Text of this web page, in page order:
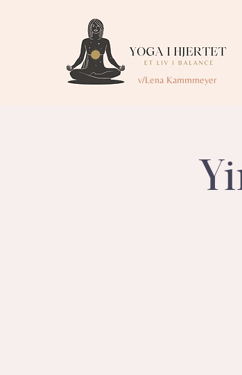
v/Lena Kammmeyer